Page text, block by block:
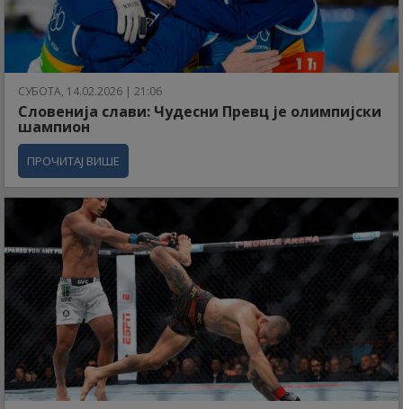
СУБОТА, 14.02.2026 | 21:06
Словенија слави: Чудесни Превц је олимпијски
шампион
ПРОЧИТАЈ ВИШЕ